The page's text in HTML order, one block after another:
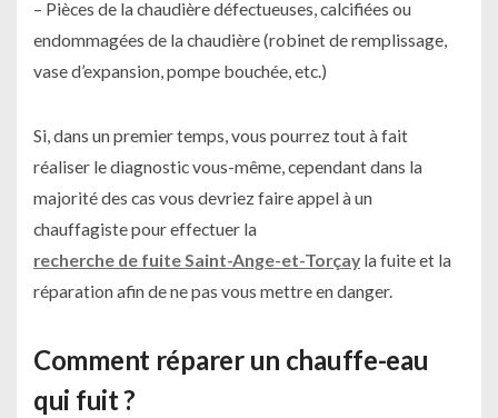
– Pièces de la chaudière défectueuses, calcifiées ou
endommagées de la chaudière (robinet de remplissage,
vase d’expansion, pompe bouchée, etc.)
Si, dans un premier temps, vous pourrez tout à fait
réaliser le diagnostic vous-même, cependant dans la
majorité des cas vous devriez faire appel à un
chauffagiste pour effectuer la
recherche de fuite Saint-Ange-et-Torçay la fuite et la
réparation afin de ne pas vous mettre en danger.
Comment réparer un chauffe-eau
qui fuit ?